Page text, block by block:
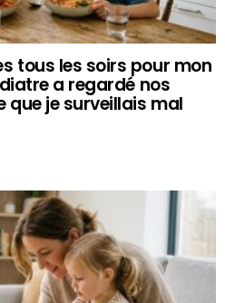
tous les soirs pour mon
a regardé nos
que je surveillais mal